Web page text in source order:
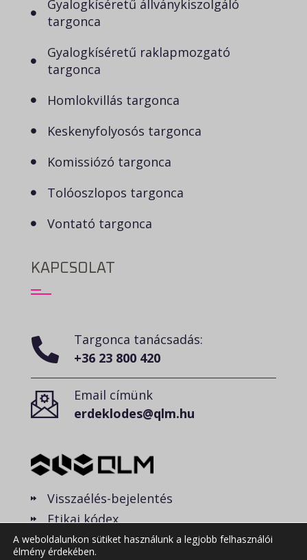
Gyalogkíséretű állványkiszolgáló
targonca
Gyalogkíséretű raklapmozgató
targonca
Homlokvillás targonca
Keskenyfolyosós targonca
Komissiózó targonca
Tolóoszlopos targonca
Vontató targonca
KAPCSOLAT
Targonca tanácsadás:
+36 23 800 420
Email címünk
erdeklodes@qlm.hu
Visszaélés-bejelentés
Etikai kódex
A weboldalunkon sütiket használunk a legjobb felhasználói
élmény érdekében.